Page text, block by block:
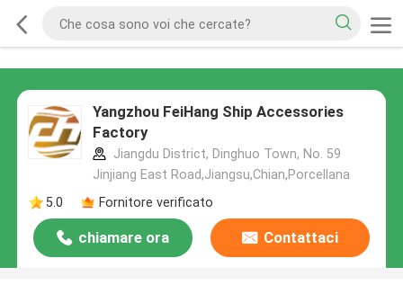
Yangzhou FeiHang Ship Accessories
Factory
Jiangdu District, Dinghuo Town, No. 59
Jinjiang East Road,Jiangsu,Chian,Porcellana
5.0
Fornitore verificato
chiamare ora Contattaci